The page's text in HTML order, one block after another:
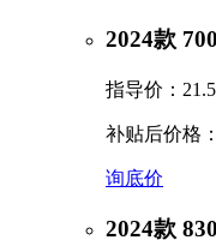
2024款
指导价：
补贴后价格
询底价
2024款